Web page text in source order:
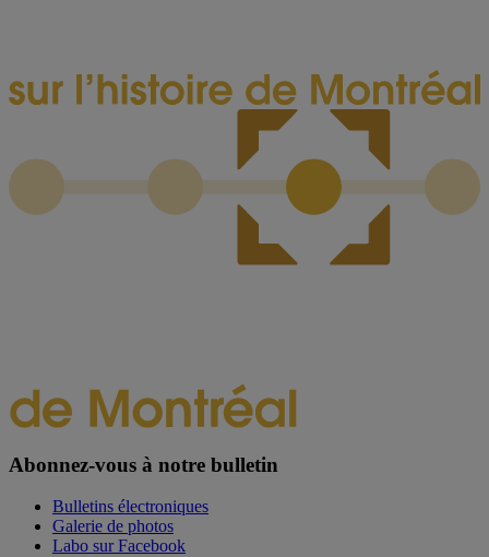
Abonnez-vous à notre bulletin
Bulletins électroniques
Galerie de photos
Labo sur Facebook